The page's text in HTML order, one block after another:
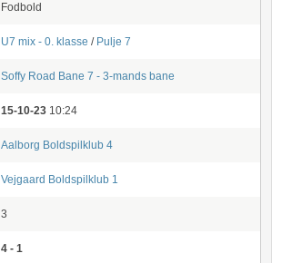
Fodbold
U7 mix - 0. klasse / Pulje 7
Soffy Road Bane 7 - 3-mands bane
15-10-23 10:24
Aalborg Boldspilklub 4
Vejgaard Boldspilklub 1
3
4 - 1